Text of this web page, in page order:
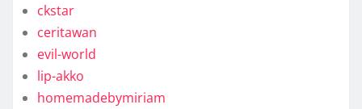
ckstar
ceritawan
evil-world
lip-akko
homemadebymiriam